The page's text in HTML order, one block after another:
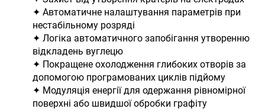
✦ Автоматичне налаштування параметрів при
нестабільному розряді
✦ Логіка автоматичного запобігання утворенню
відкладень вуглецю
✦ Покращене охолодження глибоких отворів за
допомогою програмованих циклів підйому
✦ Модуляція енергії для одержання рівномірної
поверхні або швидшої обробки графіту